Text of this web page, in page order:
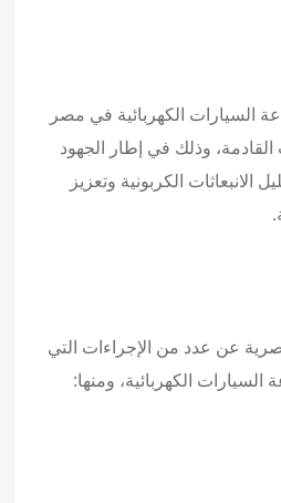
السيارات الكهربائية في مصر
وذلك في إطار الجهود
الانبعاثات الكربونية وتعزيز
عن عدد من الإجراءات التي
الكهربائية، ومنها: